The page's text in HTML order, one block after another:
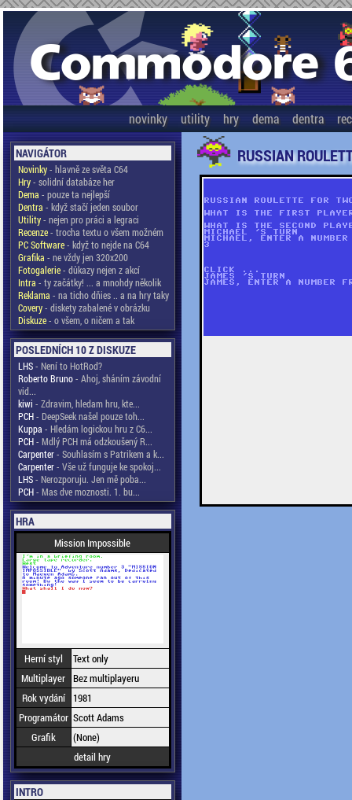
novinky utility hry dema dentra
NAVIGÁTOR
Novinky- hlavně ze světa C64
Hry- solidní databáze her
Dema - pouze ta nejlepší
Dentra - když stačí jeden soubor
Utility- nejen pro práci a legraci
Recenze- trocha textu o všem možném
PC Software- když to nejde na C64
Grafika - ne vždy jen 320x200
Fotogalerie- důkazy nejen z akcí
Intra - ty začátky! ... a mnohdy několik
Reklama - na ticho dňies .. a na hry taky
Covery- diskety zabalené v obrázku
Diskuze- o všem, o ničem a tak
POSLEDNÍCH 10 Z DISKUZE
LHS- Není to HotRod?
Roberto Bruno- Ahoj, sháním závodní
vid...
kiwi - Zdravim, hledam hru, kte...
PCH- DeepSeek našel pouze toh...
Kuppa - Hledám logickou hru z C6...
PCH- Mdlý PCH má odzkoušený R...
Carpenter- Souhlasím s Patrikem a k...
Carpenter- Vše už funguje ke spokoj...
LHS- Nerozporuju. Jen mě poba...
PCH- Mas dve moznosti. 1. bu...
HRA
Mission Impossible
Herní styl
Text only
Multiplayer Bez multiplayeru
Rok vydání
1981
Programátor Scott Adams
Grafik
(None)
detail hry
INTRO
RUSSIAN